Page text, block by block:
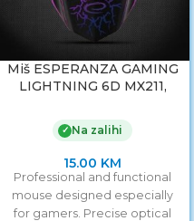
Miš ESPERANZA GAMING
LIGHTNING 6D MX211,
EGM211R
✓ Na zalihi
15.00 KM
Professional and functional
mouse designed especially
for gamers. Precise optical